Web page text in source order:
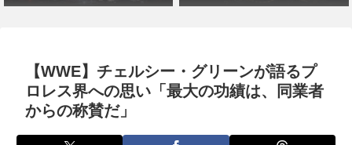
【WWE】チェルシー・グリーンが語るプ
ロレス界への思い「最大の功績は、同業者
からの称賛だ」